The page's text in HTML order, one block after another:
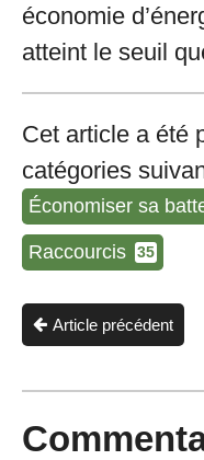
économie
atteint le seuil
Cet article a été
catégories
Économiser sa
Raccourcis 35
Article précédent